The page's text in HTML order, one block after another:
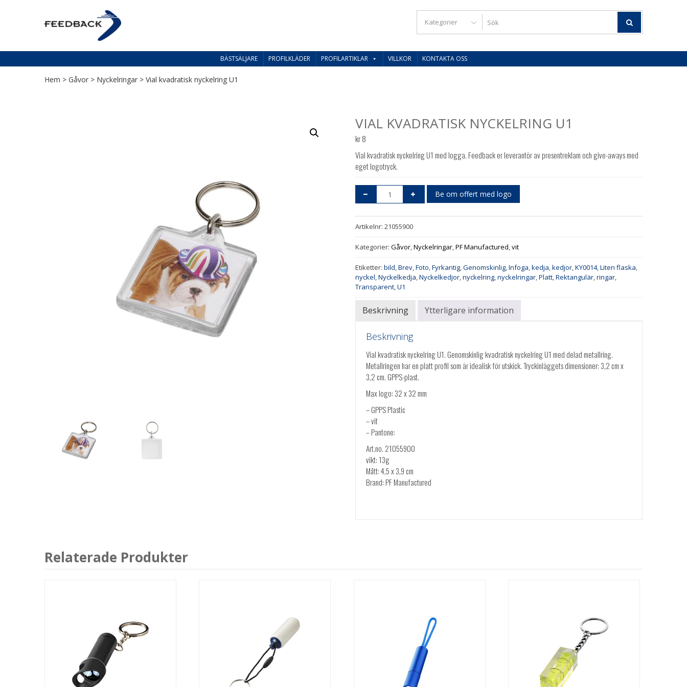
BÄSTSÄLJARE PROFILKLÄDER PROFILARTIKLAR VILLKOR KONTAKTA OSS
Hem > Gåvor > Nyckelringar > Vial kvadratisk nyckelring U1
VIAL KVADRATISK NYCKELRING U1
kr8
Vial kvadratisk nyckelring U1 med logga. Feedback er leverantör av presentreklam och give-aways med
eget logotryck.
Be om offert med logo
Artikelnr:21055900
Kategorier:Gåvor,Nyckelringar,PF Manufactured,vit
Etiketter:bild,Brev,Foto,Fyrkantig,Genomskinlig,Infoga,kedja,kedjor,KY0014,Liten flaska,
nyckel,Nyckelkedja,Nyckelkedjor,nyckelring,nyckelringar,Platt,Rektangulär,ringar,
Transparent,U1
Beskrivning Ytterligare information
Beskrivning
Vial kvadratisk nyckelring U1. Genomskinlig kvadratisk nyckelring U1 med delad metallring.
Metallringen har en platt profil som är idealisk för utskick. Tryckinläggets dimensioner: 3,2 cm x
3,2 cm. GPPS-plast.
Max logo: 32 x 32 mm
– GPPS Plastic
– vit
– Pantone:
Art.no. 21055900
vikt: 13g
Mått: 4,5 x 3,9 cm
Brand: PF Manufactured
Relaterade Produkter